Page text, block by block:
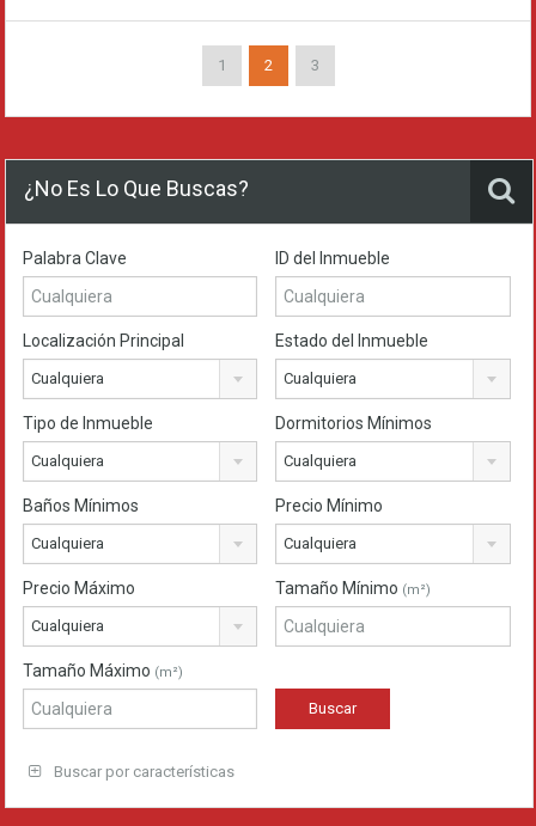
1 2 3
¿No Es Lo Que Buscas?
Palabra Clave ID del Inmueble
Localización Principal
Cualquiera
Estado del Inmueble
Cualquiera
Tipo de Inmueble
Cualquiera
Dormitorios Mínimos
Cualquiera
Baños Mínimos
Cualquiera
Precio Mínimo
Cualquiera
Precio Máximo
Cualquiera
Tamaño Mínimo (m²)
Tamaño Máximo (m²)
Buscar por características